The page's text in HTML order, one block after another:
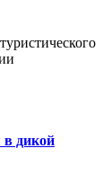
в дикой